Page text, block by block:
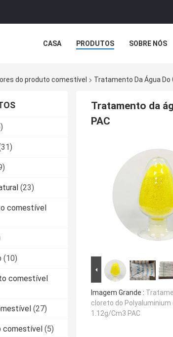
CASA PRODUTOS SOBRE NÓS
do produto comestível Tratamento Da Água Do
(23)
comestível
(10)
comestível
(27)
comestível (5)
Tratamento da
PAC
Imagem Grande :
cloreto do Polyaluminium
1.12g/Cm3 PAC